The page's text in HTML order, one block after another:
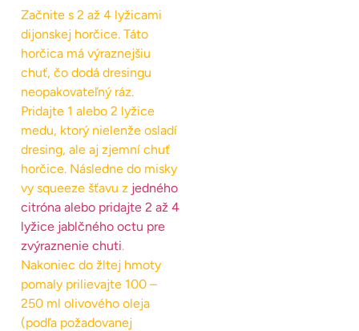
Začnite s 2 až 4 lyžicami
dijonskej horčice. Táto
horčica má výraznejšiu
chuť, čo dodá dresingu
neopakovateľný ráz.
Pridajte 1 alebo 2 lyžice
medu, ktorý nielenže osladí
dresing, ale aj zjemní chuť
horčice. Následne do misky
vy squeeze šťavu z jedného
citróna alebo pridajte 2 až 4
lyžice jablčného octu pre
zvýraznenie chuti.
Nakoniec do žltej hmoty
pomaly prilievajte 100 –
250 ml olivového oleja
(podľa požadovanej